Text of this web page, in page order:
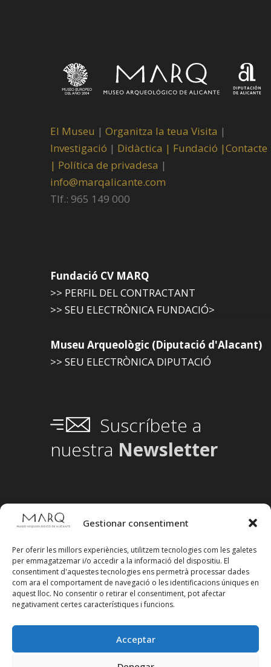
Gestionar consentiment
Per oferir les millors experiències, utilitzem tecnologies com les galetes
per emmagatzemar i/o accedir a la informació del dispositiu. El
consentiment d'aquestes tecnologies ens permetrà processar dades
com ara el comportament de navegació o les identificacions úniques en
aquest lloc. No consentir o retirar el consentiment, pot afectar
negativament certes característiques i funcions.
Acceptar
El Museu | Organitza la teua Visita |
Investigació | Didàctica | Fundació |Contacte
| Política de privadesa |
info@marqalicante.com
Tlf.: 965 149 000
Fundació CV MARQ
>> PERFIL DEL CONTRACTANT
>> SEU ELECTRÒNICA FUNDACIÓ>
Museu Arqueològic (Diputació d'Alacant)
>> SEU ELECTRÒNICA DIPUTACIÓ
Suscríbete a
nuestra Newsletter